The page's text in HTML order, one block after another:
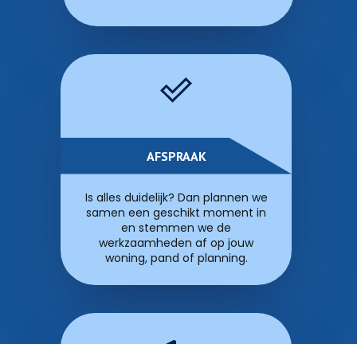
AFSPRAAK
Is alles duidelijk? Dan plannen we
samen een geschikt moment in
en stemmen we de
werkzaamheden af op jouw
woning, pand of planning.